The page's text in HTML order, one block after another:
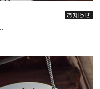
お知らせ